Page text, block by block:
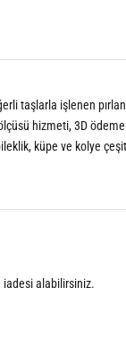
taşlarla işlenen
hizmeti, 3D
küpe ve kolye
iadesi alabilirsiniz.